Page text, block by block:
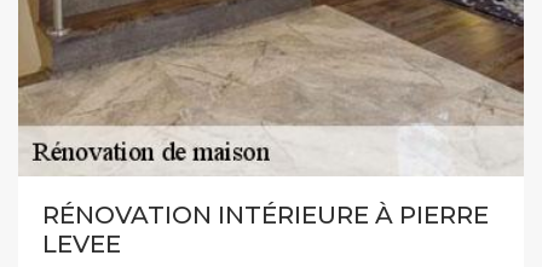
RÉNOVATION INTÉRIEURE À PIERRE
LEVEE